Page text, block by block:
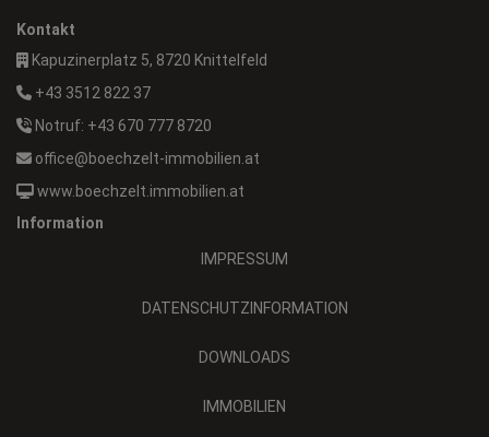
Kontakt
Kapuzinerplatz 5, 8720 Knittelfeld
+43 3512 822 37
Notruf: +43 670 777 8720
office@boechzelt-immobilien.at
www.boechzelt.immobilien.at
Information
IMPRESSUM
DATENSCHUTZINFORMATION
DOWNLOADS
IMMOBILIEN